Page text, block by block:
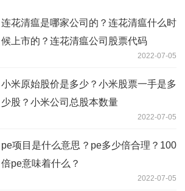
连花清瘟是哪家公司的？连花清瘟什么时
候上市的？连花清瘟公司股票代码
2022-07-05
小米原始股价是多少？小米股票一手是多
少股？小米公司总股本数量
2022-07-05
pe项目是什么意思？pe多少倍合理？100
倍pe意味着什么？
2022-07-05